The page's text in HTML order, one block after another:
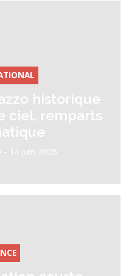
historique
ciel, remparts
- 14 juin 2026